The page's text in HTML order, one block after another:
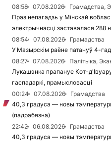
08:58
07.08.2026
Грамадства,
Праз непагадзь у Мінскай
электрычнасці заставалася 288
08:54
07.08.2026
Грамадства
У Мазырскім раёне патануў 4-
08:27
07.08.2026
Палітыка,
Лукашэнка прапануе Кот-
гаспадаркі, прамысловасці
00:24
07.08.2026
Грамадства
40,3 градуса — новы
(падрабязна)
22:42
06.08.2026
Грамадства
40,3 градуса — новы